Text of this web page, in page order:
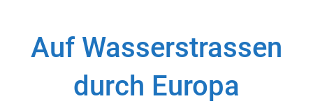
contentAuf Wasserstrassen
durch Europa